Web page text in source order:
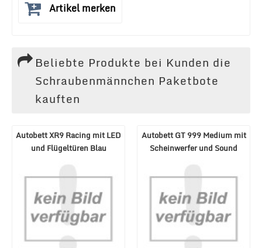
Artikel merken
Beliebte Produkte bei Kunden die
Schraubenmännchen Paketbote
kauften
Autobett XR9 Racing mit LED
und Flügeltüren Blau
Autobett GT 999 Medium mit
Scheinwerfer und Sound